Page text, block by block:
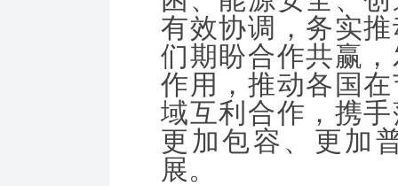
有效协调，务实
们期盼合作共赢
作用，推动各国
域互利合作，携
更加包容、更加
展。